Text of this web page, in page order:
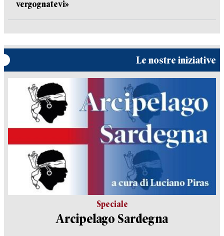
vergognatevi»
Le nostre iniziative
Speciale
Arcipelago Sardegna